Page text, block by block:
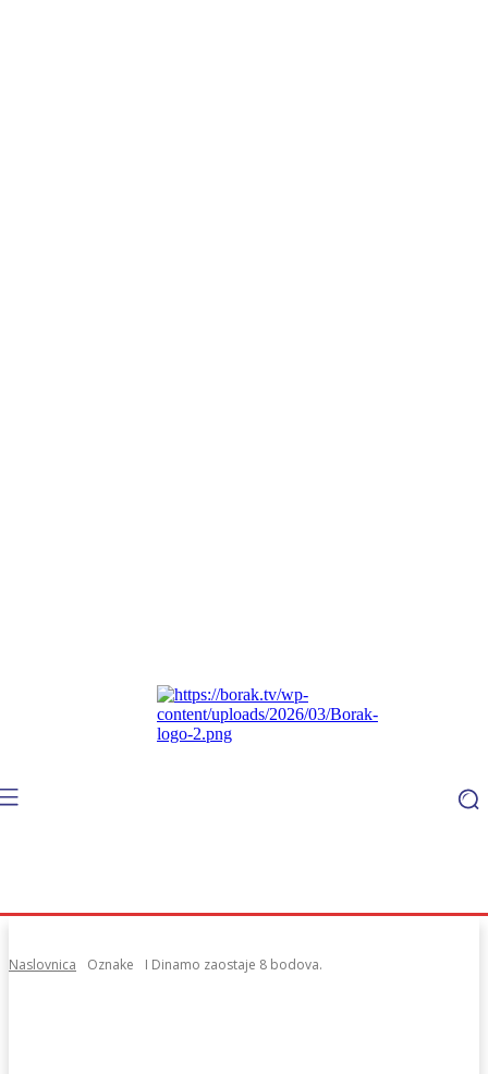
Naslovnica Oznake I Dinamo zaostaje 8 bodova.